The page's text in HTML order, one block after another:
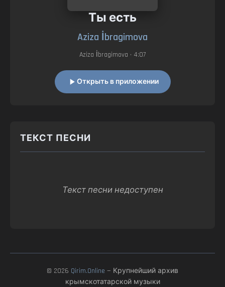
Ты есть
Aziza İbragimova
Aziza İbragimova • 4:07
Открыть в приложении
ТЕКСТ ПЕСНИ
Текст песни недоступен
© 2026 Qirim.Online — Крупнейший архив
крымскотатарской музыки